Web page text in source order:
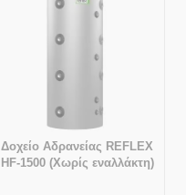
Δοχείο Αδρανείας REFLEX
HF-1500 (Χωρίς εναλλάκτη)